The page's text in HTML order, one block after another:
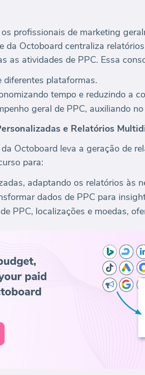
profissionais de marketing
da Octoboard centraliza
as atividades de PPC. Essa
plataformas.
tempo e reduzindo a
geral de PPC, auxiliando
e Relatórios
Octoboard leva a geração de
para:
adaptando os relatórios às
dados de PPC para
PPC, localizações e moedas,